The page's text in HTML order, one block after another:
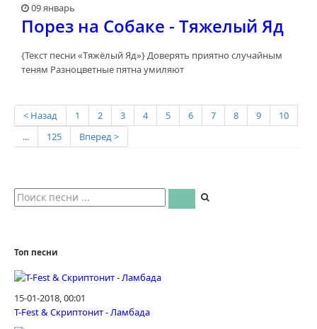
09 январь
Порез на Собаке - Тяжелый Яд
{Текст песни «Тяжёлый Яд»} Доверять приятно случайным
теням Разноцветные пятна умиляют
< Назад 1 2 3 4 5 6 7 8 9
10
...
125 Вперед >
Топ песни
15-01-2018, 00:01
T-Fest & Скриптонит - Ламбада